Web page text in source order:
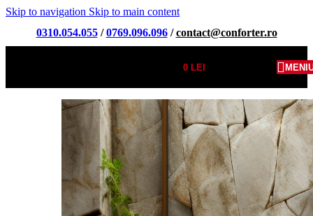
Skip to navigation Skip to main content
0310.054.055/0769.096.096/contact@conforter.ro
0LEI